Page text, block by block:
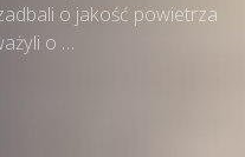
o jakość powietrza
o …